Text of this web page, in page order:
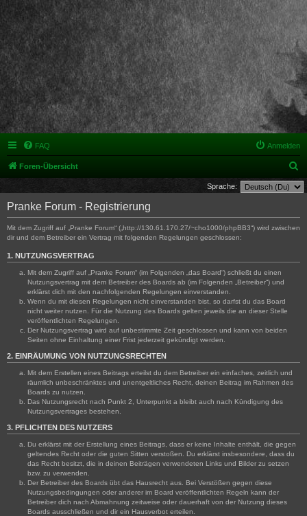
FAQ Anmelden
Foren-Übersicht
u
Sprache:
Pranke Forum - Registrierung
Mit dem Zugriff auf „Pranke Forum“ („http://130.61.170.27/~cho1000/phpBB3“) wird zwischen
dir und dem Betreiber ein Vertrag mit folgenden Regelungen geschlossen:
1. NUTZUNGSVERTRAG
Mit dem Zugriff auf „Pranke Forum“ (im Folgenden „das Board“) schließt du einen
Nutzungsvertrag mit dem Betreiber des Boards ab (im Folgenden „Betreiber“) und
erklärst dich mit den nachfolgenden Regelungen einverstanden.
Wenn du mit diesen Regelungen nicht einverstanden bist, so darfst du das Board
nicht weiter nutzen. Für die Nutzung des Boards gelten jeweils die an dieser Stelle
veröffentlichten Regelungen.
Der Nutzungsvertrag wird auf unbestimmte Zeit geschlossen und kann von beiden
Seiten ohne Einhaltung einer Frist jederzeit gekündigt werden.
2. EINRÄUMUNG VON NUTZUNGSRECHTEN
Mit dem Erstellen eines Beitrags erteilst du dem Betreiber ein einfaches, zeitlich und
räumlich unbeschränktes und unentgeltliches Recht, deinen Beitrag im Rahmen des
Boards zu nutzen.
Das Nutzungsrecht nach Punkt 2, Unterpunkt a bleibt auch nach Kündigung des
Nutzungsvertrages bestehen.
3. PFLICHTEN DES NUTZERS
Du erklärst mit der Erstellung eines Beitrags, dass er keine Inhalte enthält, die gegen
geltendes Recht oder die guten Sitten verstoßen. Du erklärst insbesondere, dass du
das Recht besitzt, die in deinen Beiträgen verwendeten Links und Bilder zu setzen
bzw. zu verwenden.
Der Betreiber des Boards übt das Hausrecht aus. Bei Verstößen gegen diese
Nutzungsbedingungen oder anderer im Board veröffentlichten Regeln kann der
Betreiber dich nach Abmahnung zeitweise oder dauerhaft von der Nutzung dieses
Boards ausschließen und dir ein Hausverbot erteilen.